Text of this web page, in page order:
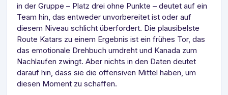
in der Gruppe – Platz drei ohne Punkte – deutet auf ein
Team hin, das entweder unvorbereitet ist oder auf
diesem Niveau schlicht überfordert. Die plausibelste
Route Katars zu einem Ergebnis ist ein frühes Tor, das
das emotionale Drehbuch umdreht und Kanada zum
Nachlaufen zwingt. Aber nichts in den Daten deutet
darauf hin, dass sie die offensiven Mittel haben, um
diesen Moment zu schaffen.